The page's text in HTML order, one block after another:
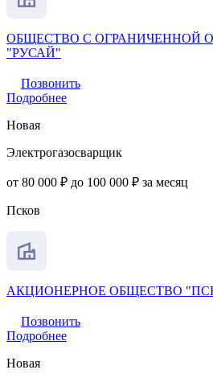
ОБЩЕСТВО С ОГРАНИЧЕННОЙ
"РУСАЙ"
Позвонить
Подробнее
Новая
Электрогазосварщик
от 80 000 ₽ до 100 000 ₽ за месяц
Псков
АКЦИОНЕРНОЕ ОБЩЕСТВО
Позвонить
Подробнее
Новая